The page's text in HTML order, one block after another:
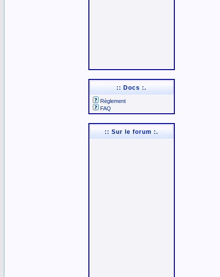
:: Docs :.
Règlement
FAQ
:: Sur le forum :.